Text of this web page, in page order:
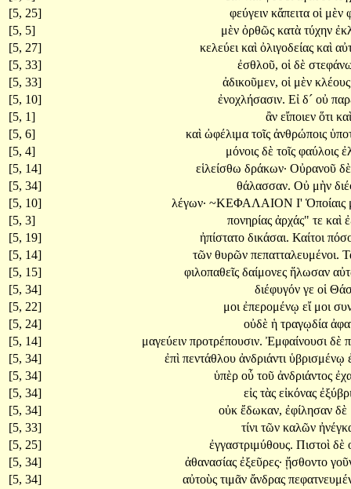
[5, 25]
φεύγειν κἄπειτα οἱ μὲν
[5, 5]
μὲν ὀρθῶς κατὰ τύχην
[5, 27]
κελεύει καὶ ὀλιγοδείας καὶ
[5, 33]
ἐσθλοῦ, οἱ δὲ
[5, 33]
ἀδικοῦμεν, οἱ μὲν
[5, 10]
ἐνοχλήσασιν. Εἰ δ´ οὐ
[5, 1]
ἂν εἴποιεν ὅτι
[5, 6]
καὶ ὠφέλιμα τοῖς ἀνθρώποις
[5, 4]
μόνοις δὲ τοῖς φαύλοις
[5, 14]
εἱλείσθω δράκων· Οὐρανοῦ
[5, 34]
θάλασσαν. Οὐ μὴν
[5, 10]
λέγων· ~ΚΕΦΑΛΑΙΟΝ Ι' Ὁποίαις
[5, 3]
πονηρίας ἀρχάς" τε καὶ
[5, 19]
ἠπίστατο δικάσαι. Καίτοι
[5, 14]
τῶν θυρῶν πεπατταλευμένοι.
[5, 15]
φιλοπαθεῖς δαίμονες ἥλωσαν
[5, 34]
διέφυγόν γε οἱ
[5, 22]
μοι ἐπερομένῳ εἴ μοι
[5, 24]
οὐδὲ ἡ τραγῳδία
[5, 14]
μαγεύειν προτρέπουσιν. Ἐμφαίνουσι δὲ
[5, 34]
ἐπὶ πεντάθλου ἀνδριάντι ὑβρισμένῳ
[5, 34]
ὑπὲρ οὗ τοῦ ἀνδριάντος
[5, 34]
εἰς τὰς εἰκόνας
[5, 34]
οὐκ ἔδωκαν, ἐφίλησαν δὲ
[5, 33]
τίνι τῶν καλῶν
[5, 25]
ἐγγαστριμύθους. Πιστοὶ δὲ
[5, 34]
ἀθανασίας ἐξεῦρες· ᾔσθοντο
[5, 34]
αὐτοὺς τιμᾶν ἄνδρας